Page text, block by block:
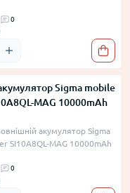
0
Sigma mobile
MAG 10000mAh
акумулятор Sigma
SI10A8QL-MAG 10000mAh
0